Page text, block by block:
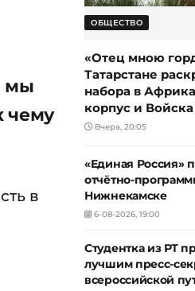
мы
чему
в
ОБЩЕСТВО
«Отец мною
Татарстане
набора в
корпус и
Вчера, 20:05
«Единая Россия»
отчётно-
Нижнекамске
6-08-2026, 19:00
Студентка из РТ
лучшим пресс-
всероссийской